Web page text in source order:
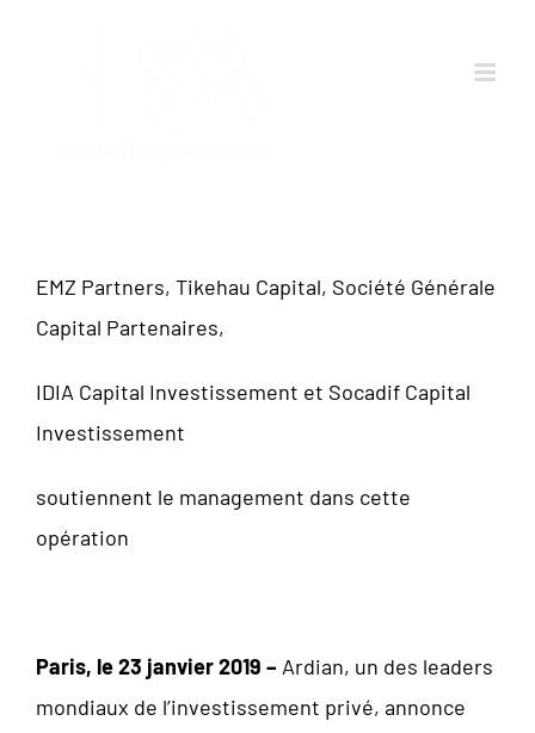
EMZ Partners, Tikehau Capital, Société Générale
Capital Partenaires,
IDIA Capital Investissement et Socadif Capital
Investissement
soutiennent le management dans cette
opération
Paris, le 23 janvier 2019 – Ardian, un des leaders
mondiaux de l’investissement privé, annonce